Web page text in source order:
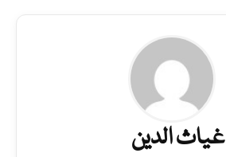
غیاث الدین